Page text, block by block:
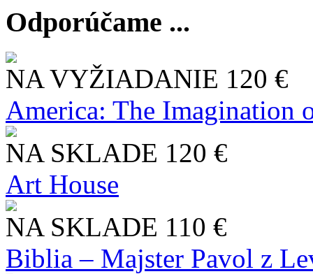
Odporúčame ...
NA VYŽIADANIE 120 €
America: The Imagination
NA SKLADE 120 €
Art House
NA SKLADE 110 €
Biblia – Majster Pavol z